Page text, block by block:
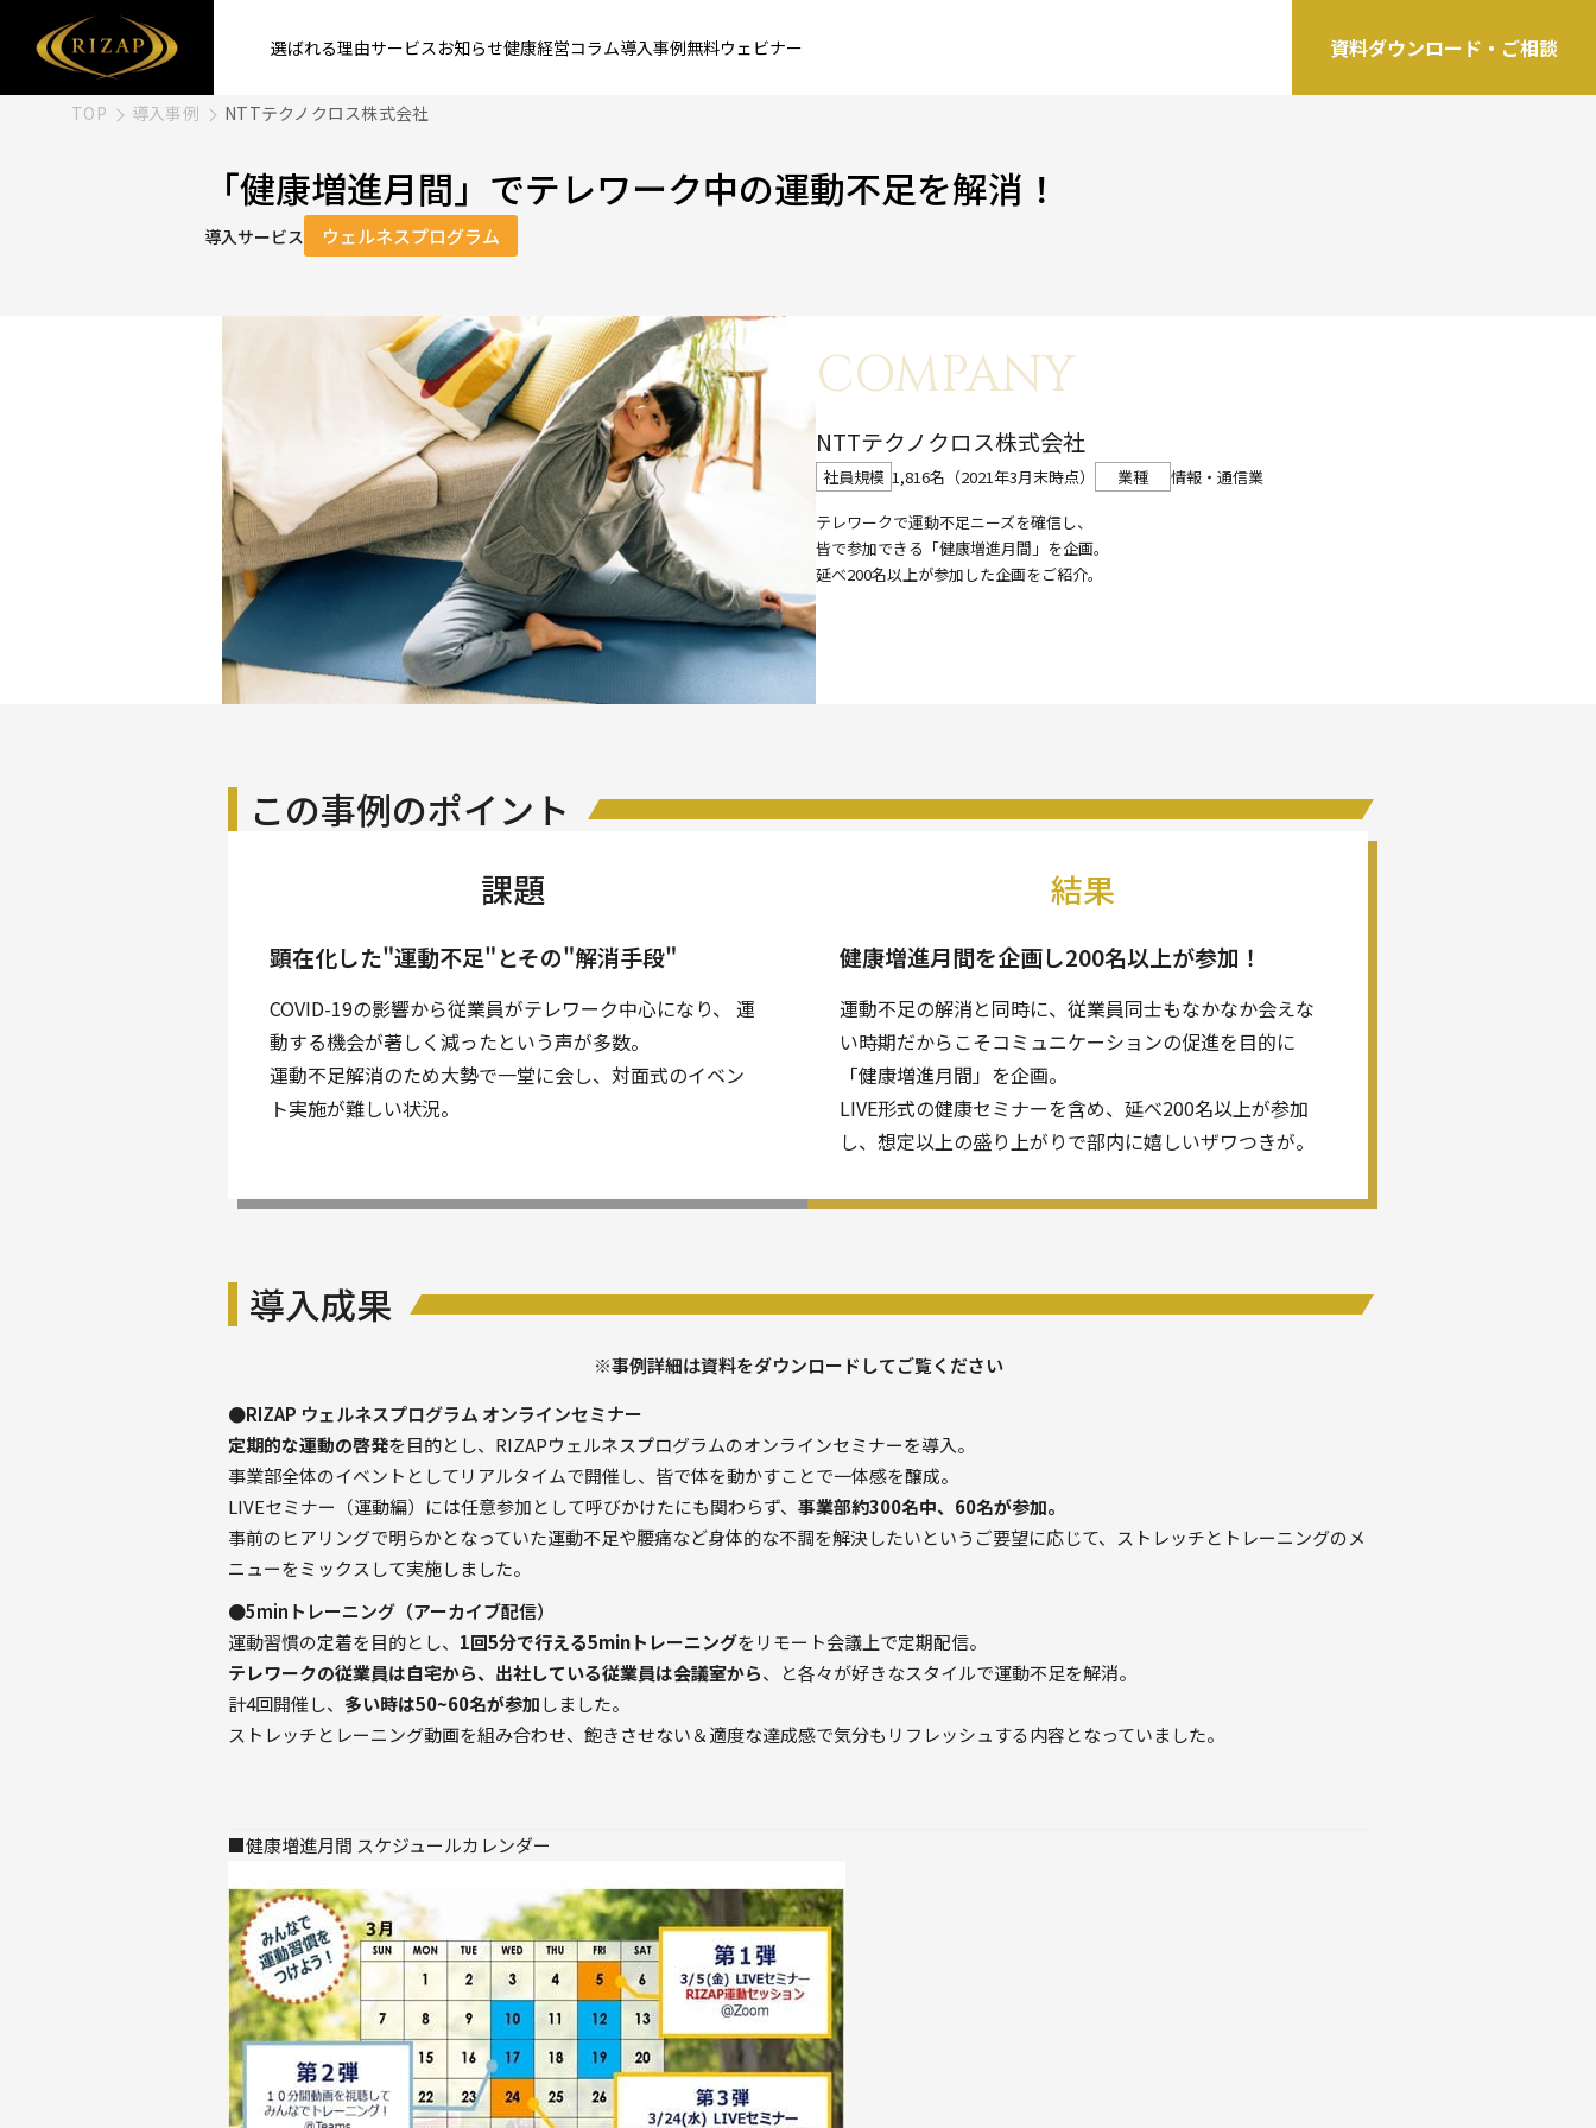
選ばれる理由サービスお知らせ健康経営コラム導入事例無料ウェビナー 資料ダウンロード・ご相談
TOP 導入事例 NTTテクノクロス株式会社
「健康増進月間」でテレワーク中の運動不足を解消！
導入サービス ウェルネスプログラム
COMPANY
NTTテクノクロス株式会社
社員規模 1,816名（2021年3月末時点） 業種 情報・通信業
テレワークで運動不足ニーズを確信し、
皆で参加できる「健康増進月間」を企画。
延べ200名以上が参加した企画をご紹介。
この事例のポイント
課題
顕在化した"運動不足"とその"解消手段"
COVID-19の影響から従業員がテレワーク中心になり、 運
動する機会が著しく減ったという声が多数。
運動不足解消のため大勢で一堂に会し、対面式のイベン
ト実施が難しい状況。
結果
健康増進月間を企画し200名以上が参加！
運動不足の解消と同時に、従業員同士もなかなか会えな
い時期だからこそコミュニケーションの促進を目的に
「健康増進月間」を企画。
LIVE形式の健康セミナーを含め、延べ200名以上が参加
し、想定以上の盛り上がりで部内に嬉しいザワつきが。
導入成果
※事例詳細は資料をダウンロードしてご覧ください
●RIZAP ウェルネスプログラム オンラインセミナー
定期的な運動の啓発を目的とし、RIZAPウェルネスプログラムのオンラインセミナーを導入。
事業部全体のイベントとしてリアルタイムで開催し、皆で体を動かすことで一体感を醸成。
LIVEセミナー（運動編）には任意参加として呼びかけたにも関わらず、 事業部約300名中、60名が参加。
事前のヒアリングで明らかとなっていた運動不足や腰痛など身体的な不調を解決したいというご要望に応じて、ストレッチとトレーニングのメ
ニューをミックスして実施しました。
●5minトレーニング（アーカイブ配信）
運動習慣の定着を目的とし、 1回5分で行える5minトレーニングをリモート会議上で定期配信。
テレワークの従業員は自宅から、出社している従業員は会議室から、と各々が好きなスタイルで運動不足を解消。
計4回開催し、 多い時は50~60名が参加しました。
ストレッチとレーニング動画を組み合わせ、飽きさせない＆適度な達成感で気分もリフレッシュする内容となっていました。
■健康増進月間 スケジュールカレンダー